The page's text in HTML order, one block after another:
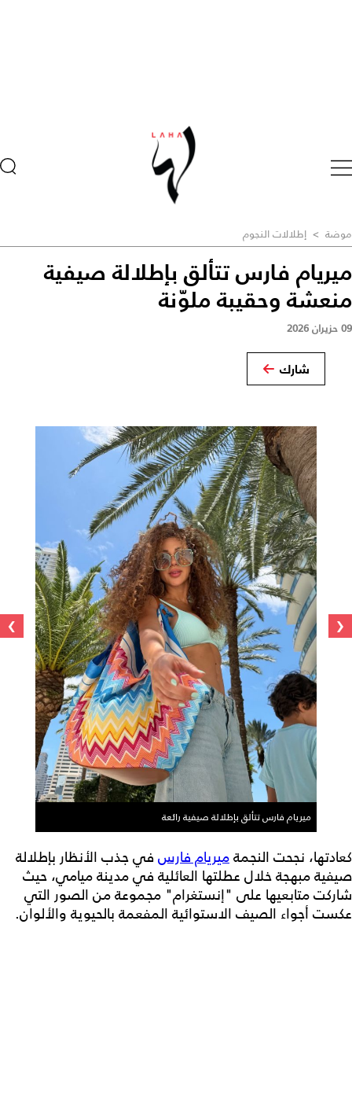
موضة > إطلالات النجوم
ميريام فارس تتألق بإطلالة صيفية
منعشة وحقيبة ملوّنة
09 حزيران 2026
شارك
ميريام فارس تتألق بإطلالة صيفية رائعة
‹
›
كعادتها، نجحت النجمةميريام فارسفي جذب الأنظار بإطلالة
صيفية مبهجة خلال عطلتها العائلية في مدينة ميامي، حيث
شاركت متابعيها على "إنستغرام" مجموعة من الصور التي
عكست أجواء الصيف الاستوائية المفعمة بالحيوية والألوان.